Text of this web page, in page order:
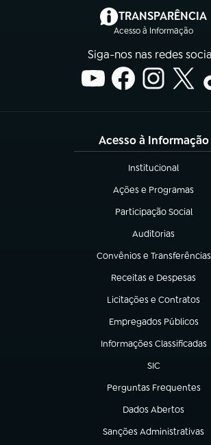
TRANSPARÊNCIA
Acesso à Informação
(abre em
Siga-nos nas redes
Acesso à Informação
Institucional
(abre em nova aba)
Ações e Programas
(abre em nova aba)
Participação Social
(abre em nova aba)
Auditorias
(abre em nova aba)
Convênios e Transferências
(abre em nova aba)
Receitas e Despesas
(abre em nova aba)
Licitações e Contratos
(abre em nova aba)
Empregados Públicos
(abre em nova aba)
Informações Classificadas
(abre em nova aba)
SIC
(abre em nova
Perguntas Frequentes
(abre em nova aba)
Dados Abertos
(abre em nova aba)
Sanções Administrativas
(abre em nova aba)